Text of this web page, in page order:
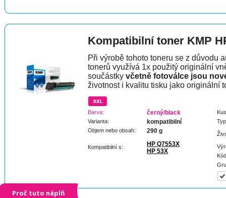
Kompatibilní toner KMP
Při výrobě tohoto toneru se z důvodu
tonerů využívá 1x použitý originální
součástky včetně fotoválce jsou
životnost i kvalitu tisku jako originální
Barva: černý/black
Varianta: kompatibilní
Objem nebo obsah: 290 g
Kompatibilní s:
HP Q7553X
HP 53X
Proč tuto náplň